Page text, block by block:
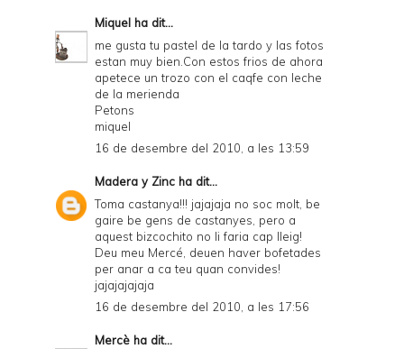
Miquel ha dit...
me gusta tu pastel de la tardo y las fotos
estan muy bien.Con estos frios de ahora
apetece un trozo con el caqfe con leche
de la merienda
Petons
miquel
16 de desembre del 2010, a les 13:59
Madera y Zinc ha dit...
Toma castanya!!! jajajaja no soc molt, be
gaire be gens de castanyes, pero a
aquest bizcochito no li faria cap lleig!
Deu meu Mercé, deuen haver bofetades
per anar a ca teu quan convides!
jajajajajaja
16 de desembre del 2010, a les 17:56
Mercè ha dit...